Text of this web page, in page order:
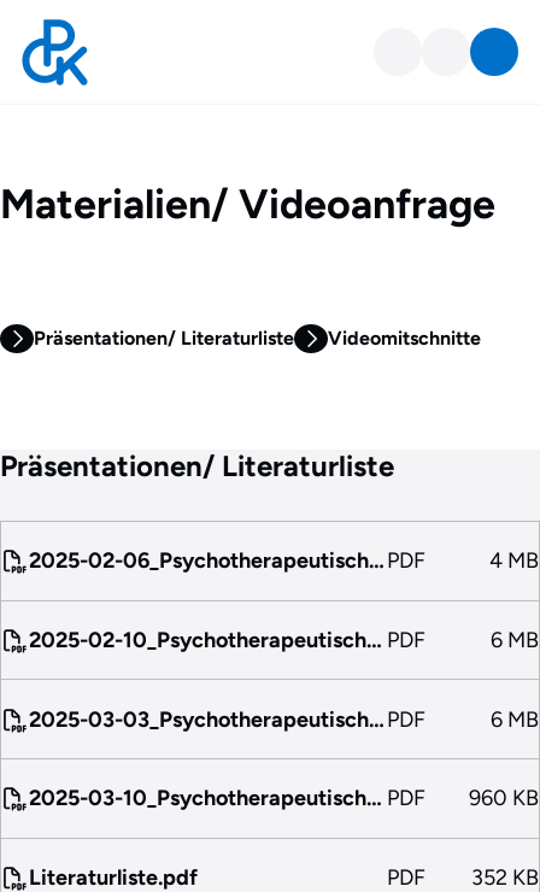
Material /Video
Materialien/ Videoanfrage
Präsentationen/ Literaturliste Videomitschnitte
Präsentationen/ Literaturliste
2025-02-06_Psychotherapeutische_Versorgung_von_Erwachsenen_nach_Großschadensereignissen_Teil_I.pdfPDF 4 MB
2025-02-10_Psychotherapeutische_Versorgung_von_Kindern_und_Jugendlichen_nach_Großschadensereignissen_Teil_I.pdf PDF 6 MB
2025-03-03_Psychotherapeutische_Versorgung_von_Erwachsenen_nach_Großschadensereignissen_Teil_II.pdfPDF 6 MB
2025-03-10_Psychotherapeutische_Versorgung_von_Kindern_und_Jugendlichen_nach_Großschadensereignissen_Teil_II.pdf PDF 960 KB
Literaturliste.pdf PDF 352 KB